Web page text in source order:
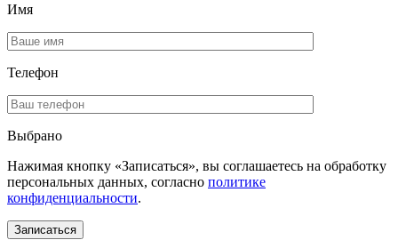
Имя
Телефон
Выбрано
Нажимая кнопку «Записаться», вы соглашаетесь на обработку
персональных данных, согласно политике
конфиденциальности.